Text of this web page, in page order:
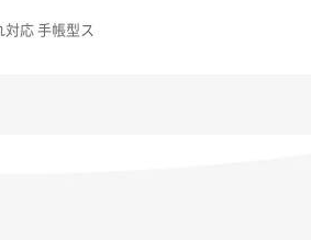
対応 手帳型ス